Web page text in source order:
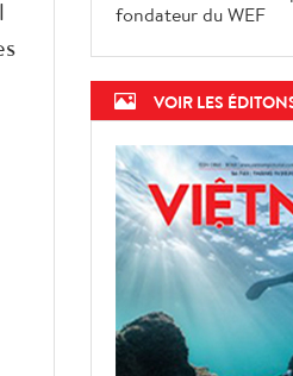
fondateur du WEF
VOIR LES